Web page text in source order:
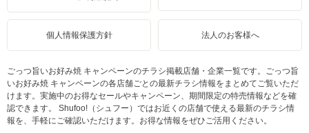
個人情報保護方針 法人のお客様へ
ごっつ旨いお好み焼 キャンペーンのチラシ掲載店舗・企業一覧です。ごっつ旨
いお好み焼 キャンペーンの各店舗ごとの最新チラシ情報をまとめてご覧いただ
けます。実施中のお得なセールやキャンペーン、期間限定の特売情報などを確
認できます。 Shufoo!（シュフー）ではお近くの店舗で使える最新のチラシ情
報を、手軽にご確認いただけます。お得な情報をぜひご活用ください。